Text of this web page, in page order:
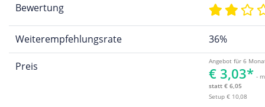
Bewertung
Weiterempfehlungsrate 36%
Preis Angebot für 6
€ 3,03* -
statt € 6,05
Setup € 10,08